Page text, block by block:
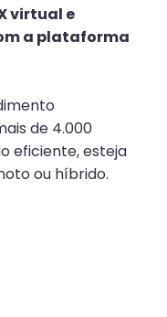
virtual e
a plataforma
de 4.000
eficiente, esteja
ou híbrido.